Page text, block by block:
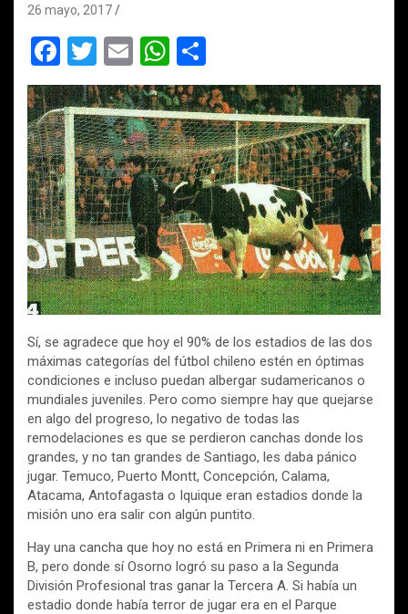
26 mayo, 2017
F
a
ce
b
o
o
k
T
wi
tt
er
E
m
ail
W
h
at
s
A
p
p
o
m
p
ar
tir
Sí, se agradece que hoy el 90% de los estadios de las dos
máximas categorías del fútbol chileno estén en óptimas
condiciones e incluso puedan albergar sudamericanos o
mundiales juveniles. Pero como siempre hay que quejarse
en algo del progreso, lo negativo de todas las
remodelaciones es que se perdieron canchas donde los
grandes, y no tan grandes de Santiago, les daba pánico
jugar. Temuco, Puerto Montt, Concepción, Calama,
Atacama, Antofagasta o Iquique eran estadios donde la
misión uno era salir con algún puntito.
Hay una cancha que hoy no está en Primera ni en Primera
B, pero donde sí Osorno logró su paso a la Segunda
División Profesional tras ganar la Tercera A. Si había un
estadio donde había terror de jugar era en el Parque